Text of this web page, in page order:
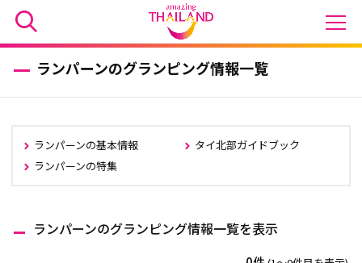
ランパーンのグランピング情報一覧
ランパーンの基本情報
タイ北部ガイドブック
ランパーンの特集
ランパーンのグランピング情報一覧を表示